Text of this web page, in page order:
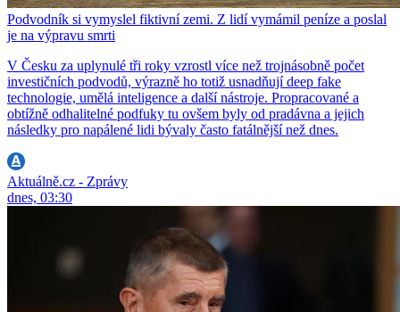
Podvodník si vymyslel fiktivní zemi. Z lidí vymámil peníze a poslal
je na výpravu smrti
V Česku za uplynulé tři roky vzrostl více než trojnásobně počet
investičních podvodů, výrazně ho totiž usnadňují deep fake
technologie, umělá inteligence a další nástroje. Propracované a
obtížně odhalitelné podfuky tu ovšem byly od pradávna a jejich
následky pro napálené lidi bývaly často fatálnější než dnes.
Aktuálně.cz - Zprávy
dnes, 03:30